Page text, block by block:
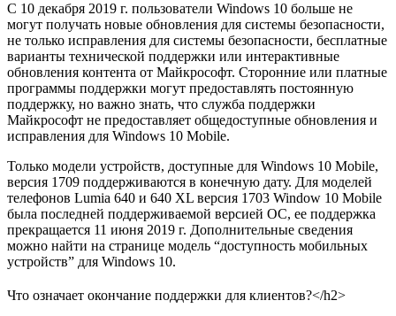
С 10 декабря 2019 г. пользователи Windows 10 больше не
могут получать новые обновления для системы безопасности,
не только исправления для системы безопасности, бесплатные
варианты технической поддержки или интерактивные
обновления контента от Майкрософт. Сторонние или платные
программы поддержки могут предоставлять постоянную
поддержку, но важно знать, что служба поддержки
Майкрософт не предоставляет общедоступные обновления и
исправления для Windows 10 Mobile.
Только модели устройств, доступные для Windows 10 Mobile,
версия 1709 поддерживаются в конечную дату. Для моделей
телефонов Lumia 640 и 640 XL версия 1703 Window 10 Mobile
была последней поддерживаемой версией ОС, ее поддержка
прекращается 11 июня 2019 г. Дополнительные сведения
можно найти на странице модель “доступность мобильных
устройств” для Windows 10.
Что означает окончание поддержки для клиентов?</h2>